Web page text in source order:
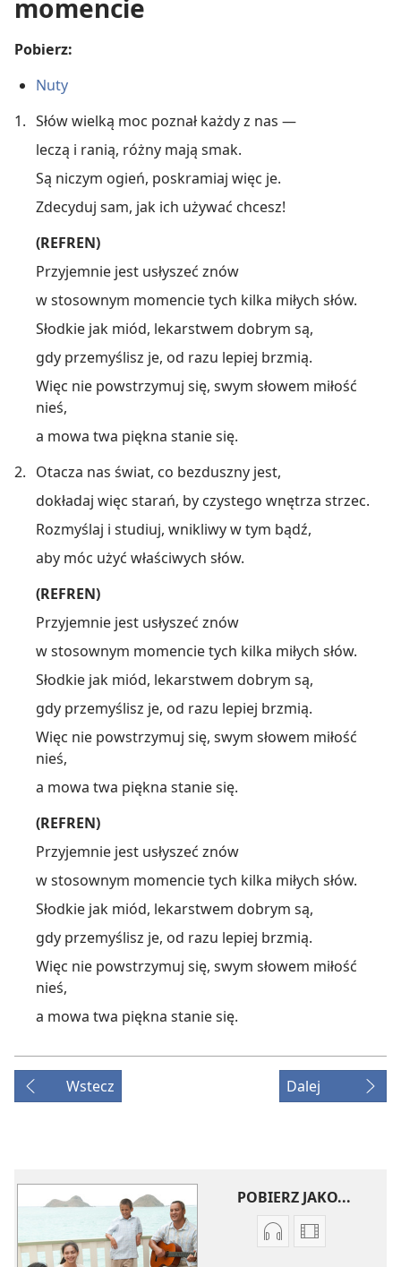
momencie
Pobierz:
Nuty
1. Słów wielką moc poznał każdy z nas —
leczą i ranią, różny mają smak.
Są niczym ogień, poskramiaj więc je.
Zdecyduj sam, jak ich używać chcesz!
(REFREN)
Przyjemnie jest usłyszeć znów
w stosownym momencie tych kilka miłych słów.
Słodkie jak miód, lekarstwem dobrym są,
gdy przemyślisz je, od razu lepiej brzmią.
Więc nie powstrzymuj się, swym słowem miłość
nieś,
a mowa twa piękna stanie się.
2. Otacza nas świat, co bezduszny jest,
dokładaj więc starań, by czystego wnętrza strzec.
Rozmyślaj i studiuj, wnikliwy w tym bądź,
aby móc użyć właściwych słów.
(REFREN)
Przyjemnie jest usłyszeć znów
w stosownym momencie tych kilka miłych słów.
Słodkie jak miód, lekarstwem dobrym są,
gdy przemyślisz je, od razu lepiej brzmią.
Więc nie powstrzymuj się, swym słowem miłość
nieś,
a mowa twa piękna stanie się.
(REFREN)
Przyjemnie jest usłyszeć znów
w stosownym momencie tych kilka miłych słów.
Słodkie jak miód, lekarstwem dobrym są,
gdy przemyślisz je, od razu lepiej brzmią.
Więc nie powstrzymuj się, swym słowem miłość
nieś,
a mowa twa piękna stanie się.
Wstecz Dalej
POBIERZ JAKO...
Ustawienia
Opcje